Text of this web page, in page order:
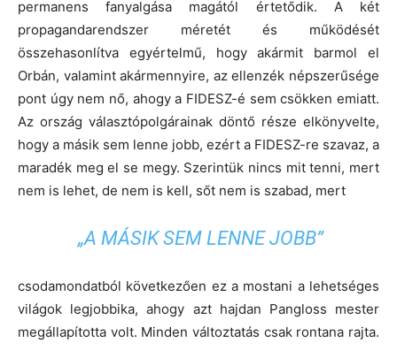
permanens fanyalgása magától értetődik. A két
propagandarendszer méretét és működését
összehasonlítva egyértelmű, hogy akármit barmol el
Orbán, valamint akármennyire, az ellenzék népszerűsége
pont úgy nem nő, ahogy a FIDESZ-é sem csökken emiatt.
Az ország választópolgárainak döntő része elkönyvelte,
hogy a másik sem lenne jobb, ezért a FIDESZ-re szavaz, a
maradék meg el se megy. Szerintük nincs mit tenni, mert
nem is lehet, de nem is kell, sőt nem is szabad, mert
„A MÁSIK SEM LENNE JOBB”
csodamondatból következően ez a mostani a lehetséges
világok legjobbika, ahogy azt hajdan Pangloss mester
megállapította volt. Minden változtatás csak rontana rajta.